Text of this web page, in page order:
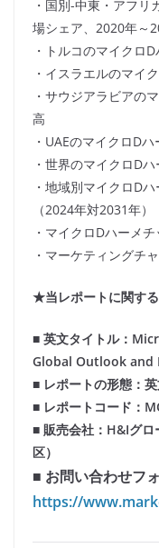
・国別-中東・アフ
場シェア、2020年～
・トルコのマイクロ
・イスラエルのマイ
・サウジアラビアの
高
・UAEのマイクロD
・世界のマイクロD
・地域別マイクロD
（2024年対2031年）
・マイクロDハーメ
・マーケティングチ
★当レポートに関す
■ 英文タイトル：
Global Outlook and
■ レポートの形態：
■ レポートコード：
■ 販売会社：H&Iグロ
区）
■ お問い合わせフ
https://